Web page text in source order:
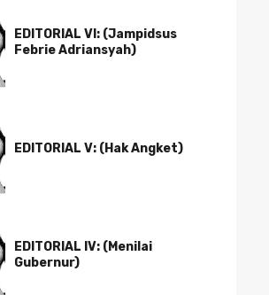
EDITORIAL VI: (Jampidsus
Febrie Adriansyah)
EDITORIAL V: (Hak Angket)
EDITORIAL IV: (Menilai
Gubernur)